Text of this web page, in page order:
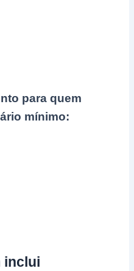
para quem
mínimo:
inclui